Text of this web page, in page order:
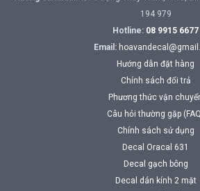
194 979
Hotline: 08 9915 6677
Email:
Hướng dẫn đặt hàng
Chính sách đổi trả
Phương thức vận
Câu hỏi thường gặp
Chính sách sử dụng
Decal Oracal 631
Decal gạch bông
Decal dán kính 2 mặt